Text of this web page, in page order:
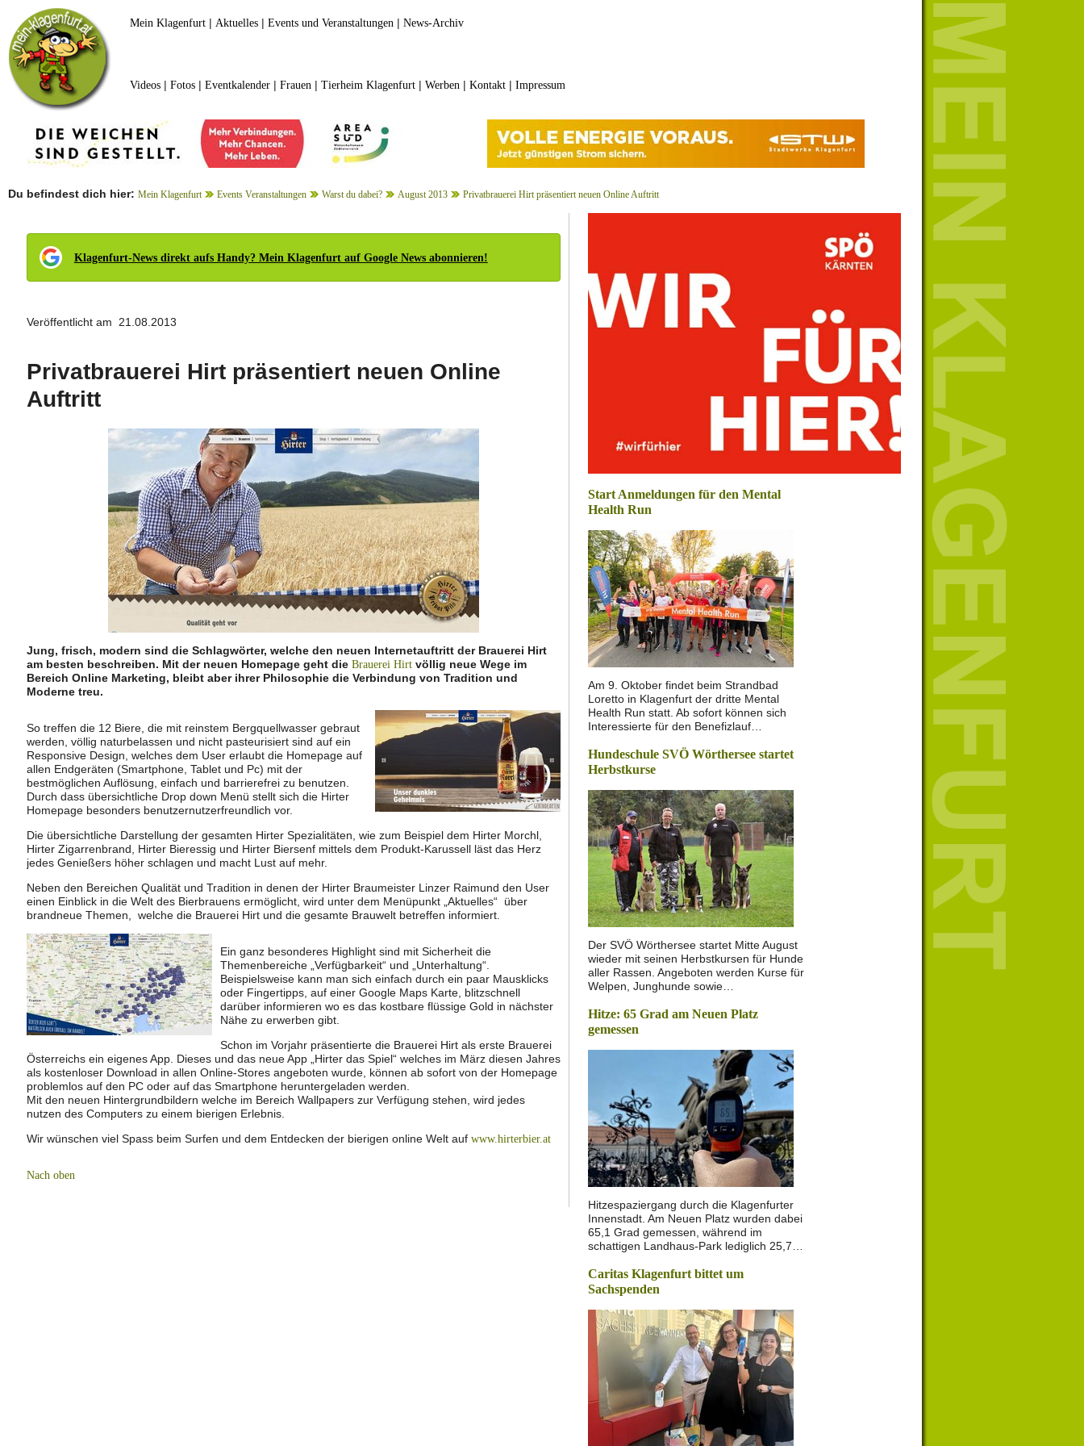
Mein Klagenfurt| Aktuelles| Events und Veranstaltungen | News-Archiv
Videos| Fotos| Eventkalender| Frauen | Tierheim Klagenfurt| Werben | Kontakt| Impressum
Du befindest dich hier: Mein Klagenfurt Events Veranstaltungen Warst du dabei? August 2013 Privatbrauerei Hirt präsentiert neuen Online Auftritt
Klagenfurt-News direkt aufs Handy? Mein Klagenfurt auf Google News abonnieren!
Veröffentlicht am 21.08.2013
Privatbrauerei Hirt präsentiert neuen Online
Auftritt
Jung, frisch, modern sind die Schlagwörter, welche den neuen Internetauftritt der Brauerei Hirt
am besten beschreiben. Mit der neuen Homepage geht die Brauerei Hirtvöllig neue Wege im
Bereich Online Marketing, bleibt aber ihrer Philosophie die Verbindung von Tradition und
Moderne treu.
So treffen die 12 Biere, die mit reinstem Bergquellwasser gebraut
werden, völlig naturbelassen und nicht pasteurisiert sind auf ein
Responsive Design, welches dem User erlaubt die Homepage auf
allen Endgeräten (Smartphone, Tablet und Pc) mit der
bestmöglichen Auflösung, einfach und barrierefrei zu benutzen.
Durch dass übersichtliche Drop down Menü stellt sich die Hirter
Homepage besonders benutzernutzerfreundlich vor.
Die übersichtliche Darstellung der gesamten Hirter Spezialitäten, wie zum Beispiel dem Hirter Morchl,
Hirter Zigarrenbrand, Hirter Bieressig und Hirter Biersenf mittels dem Produkt-Karussell läst das Herz
jedes Genießers höher schlagen und macht Lust auf mehr.
Neben den Bereichen Qualität und Tradition in denen der Hirter Braumeister Linzer Raimund den User
einen Einblick in die Welt des Bierbrauens ermöglicht, wird unter dem Menüpunkt „Aktuelles“ über
brandneue Themen, welche die Brauerei Hirt und die gesamte Brauwelt betreffen informiert.
Ein ganz besonderes Highlight sind mit Sicherheit die
Themenbereiche „Verfügbarkeit“ und „Unterhaltung“.
Beispielsweise kann man sich einfach durch ein paar Mausklicks
oder Fingertipps, auf einer Google Maps Karte, blitzschnell
darüber informieren wo es das kostbare flüssige Gold in nächster
Nähe zu erwerben gibt.
Schon im Vorjahr präsentierte die Brauerei Hirt als erste Brauerei
Österreichs ein eigenes App. Dieses und das neue App „Hirter das Spiel“ welches im März diesen Jahres
als kostenloser Download in allen Online-Stores angeboten wurde, können ab sofort von der Homepage
problemlos auf den PC oder auf das Smartphone heruntergeladen werden.
Mit den neuen Hintergrundbildern welche im Bereich Wallpapers zur Verfügung stehen, wird jedes
nutzen des Computers zu einem bierigen Erlebnis.
Wir wünschen viel Spass beim Surfen und dem Entdecken der bierigen online Welt auf www.hirterbier.at
Nach oben
Start Anmeldungen für den Mental
Health Run
Am 9. Oktober findet beim Strandbad
Loretto in Klagenfurt der dritte Mental
Health Run statt. Ab sofort können sich
Interessierte für den Benefizlauf…
Hundeschule SVÖ Wörthersee startet
Herbstkurse
Der SVÖ Wörthersee startet Mitte August
wieder mit seinen Herbstkursen für Hunde
aller Rassen. Angeboten werden Kurse für
Welpen, Junghunde sowie…
Hitze: 65 Grad am Neuen Platz
gemessen
Hitzespaziergang durch die Klagenfurter
Innenstadt. Am Neuen Platz wurden dabei
65,1 Grad gemessen, während im
schattigen Landhaus-Park lediglich 25,7…
Caritas Klagenfurt bittet um
Sachspenden